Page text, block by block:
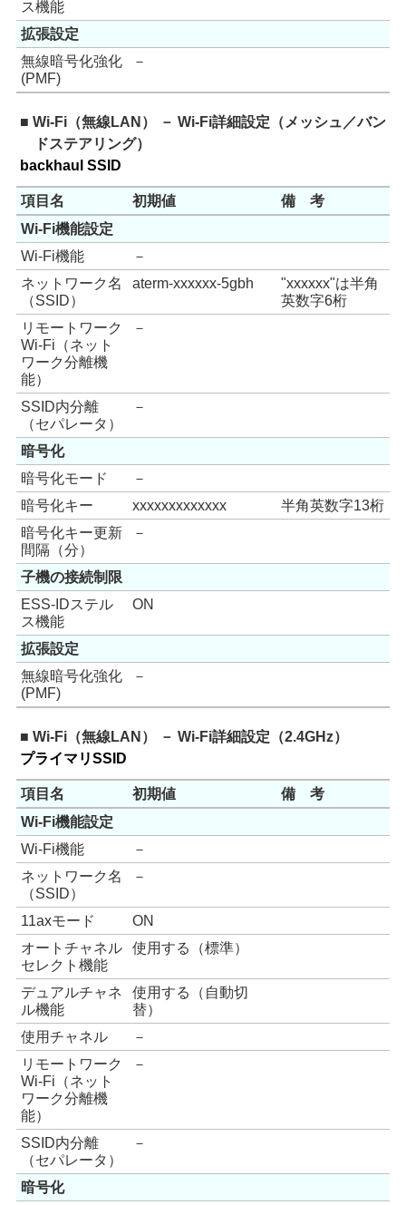
ス機能
拡張設定
無線暗号化強化
(PMF)
－
■ Wi-Fi（無線LAN） － Wi-Fi詳細設定（メッシュ／バン
ドステアリング）
backhaul SSID
項目名 初期値
備 考
Wi-Fi機能設定
Wi-Fi機能
－
ネットワーク名
（SSID）
aterm-xxxxxx-5gbh
"xxxxxx"は半角
英数字6桁
リモートワーク
Wi-Fi（ネット
ワーク分離機
能）
－
SSID内分離
（セパレータ）
－
暗号化
暗号化モード
－
暗号化キー
xxxxxxxxxxxxx
半角英数字13桁
暗号化キー更新
間隔（分）
－
子機の接続制限
ESS-IDステル
ス機能
ON
拡張設定
無線暗号化強化
(PMF)
－
■ Wi-Fi（無線LAN） － Wi-Fi詳細設定（2.4GHz）
プライマリSSID
項目名 初期値
備 考
Wi-Fi機能設定
Wi-Fi機能
－
ネットワーク名
（SSID）
－
11axモード
ON
オートチャネル
セレクト機能
使用する（標準）
デュアルチャネ
ル機能
使用する（自動切
替）
使用チャネル
－
リモートワーク
Wi-Fi（ネット
ワーク分離機
能）
－
SSID内分離
（セパレータ）
－
暗号化